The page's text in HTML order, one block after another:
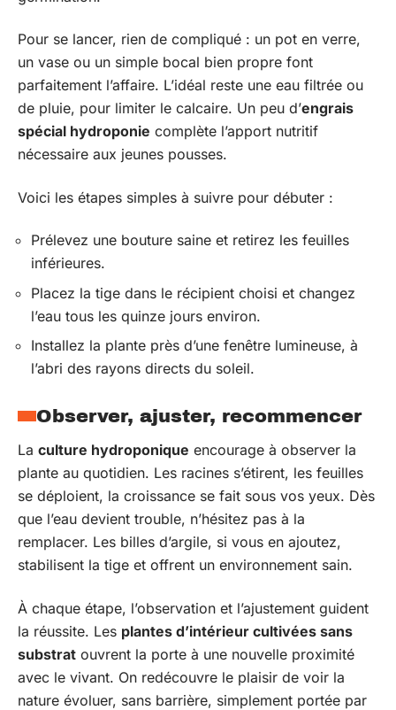
Pour se lancer, rien de compliqué : un pot en verre,
un vase ou un simple bocal bien propre font
parfaitement l’affaire. L’idéal reste une eau filtrée ou
de pluie, pour limiter le calcaire. Un peu d’engrais
spécial hydroponie complète l’apport nutritif
nécessaire aux jeunes pousses.
Voici les étapes simples à suivre pour débuter :
Prélevez une bouture saine et retirez les feuilles
inférieures.
Placez la tige dans le récipient choisi et changez
l’eau tous les quinze jours environ.
Installez la plante près d’une fenêtre lumineuse, à
l’abri des rayons directs du soleil.
Observer, ajuster, recommencer
La culture hydroponique encourage à observer la
plante au quotidien. Les racines s’étirent, les feuilles
se déploient, la croissance se fait sous vos yeux. Dès
que l’eau devient trouble, n’hésitez pas à la
remplacer. Les billes d’argile, si vous en ajoutez,
stabilisent la tige et offrent un environnement sain.
À chaque étape, l’observation et l’ajustement guident
la réussite. Les plantes d’intérieur cultivées sans
substrat ouvrent la porte à une nouvelle proximité
avec le vivant. On redécouvre le plaisir de voir la
nature évoluer, sans barrière, simplement portée par